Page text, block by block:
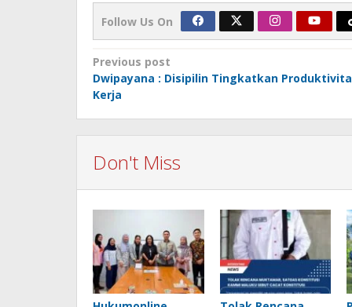
Follow Us On
Post
navigation
Previous post
Dwipayana : Disipilin Tingkatkan
Kerja
Don't Miss